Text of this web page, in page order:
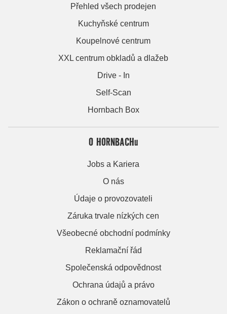
Přehled všech prodejen
Kuchyňské centrum
Koupelnové centrum
XXL centrum obkladů a dlažeb
Drive - In
Self-Scan
Hornbach Box
O HORNBACHu
Jobs a Kariera
O nás
Údaje o provozovateli
Záruka trvale nízkých cen
Všeobecné obchodní podmínky
Reklamační řád
Společenská odpovědnost
Ochrana údajů a právo
Zákon o ochraně oznamovatelů